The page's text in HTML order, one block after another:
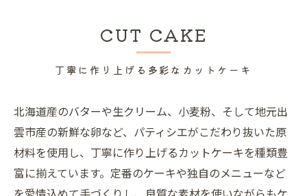
丁寧に作り上げる多彩なカットケーキ
CUT CAKE
北海道産のバターや生クリーム、小麦粉、そして地元出
雲市産の新鮮な卵など、パティシエがこだわり抜いた原
材料を使用し、丁寧に作り上げるカットケーキを種類豊
富に揃えています。定番のケーキや独自のメニューなど